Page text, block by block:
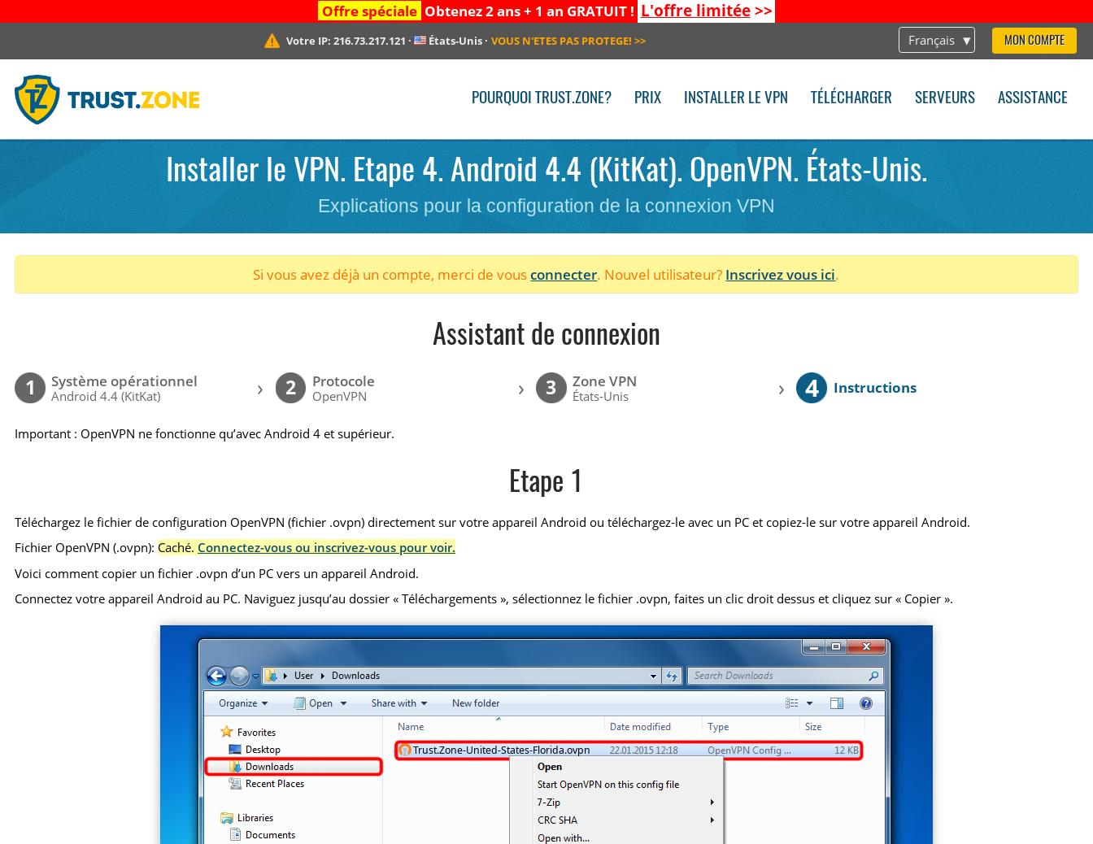
Offre spéciale Obtenez 2 ans + 1 an GRATUIT ! L'offre limitée>>
Français MON COMPTE
Votre IP: 216.73.217.121 · États-Unis· VOUS N'ETES PAS PROTEGE! >>
POURQUOI TRUST.ZONE? PRIX INSTALLER LE VPN TÉLÉCHARGER SERVEURS ASSISTANCE
Installer le VPN. Etape 4. Android 4.4 (KitKat). OpenVPN. États-Unis.
Explications pour la configuration de la connexion VPN
Si vous avez déjà un compte, merci de vousconnecter. Nouvel utilisateur? Inscrivez vous ici.
Assistant de connexion
1 Système opérationnel
Android 4.4 (KitKat) › 2 Protocole
OpenVPN › 3 Zone VPN
États-Unis › 4 Instructions
Important : OpenVPN ne fonctionne qu’avec Android 4 et supérieur.
Etape 1
Téléchargez le fichier de configuration OpenVPN (fichier .ovpn) directement sur votre appareil Android ou téléchargez-le avec un PC et copiez-le sur votre appareil Android.
Fichier OpenVPN (.ovpn): Caché. Connectez-vous ou inscrivez-vous pour voir.
Voici comment copier un fichier .ovpn d’un PC vers un appareil Android.
Connectez votre appareil Android au PC. Naviguez jusqu’au dossier « Téléchargements », sélectionnez le fichier .ovpn, faites un clic droit dessus et cliquez sur « Copier ».
Trust.Zone-United-States-Florida.ovpn